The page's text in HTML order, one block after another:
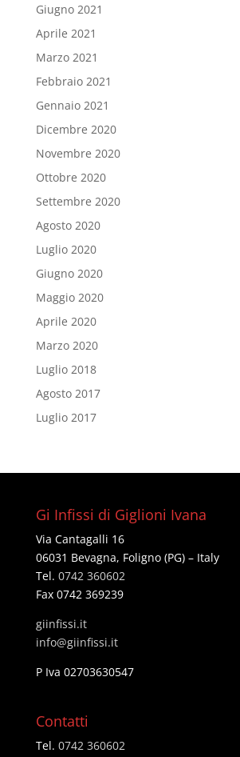
Giugno 2021
Aprile 2021
Marzo 2021
Febbraio 2021
Gennaio 2021
Dicembre 2020
Novembre 2020
Ottobre 2020
Settembre 2020
Agosto 2020
Luglio 2020
Giugno 2020
Maggio 2020
Aprile 2020
Marzo 2020
Luglio 2018
Agosto 2017
Luglio 2017
Gi Infissi di Giglioni Ivana
Via Cantagalli 16
06031 Bevagna, Foligno (PG) – Italy
Tel. 0742 360602
Fax 0742 369239
giinfissi.it
ti.issifniig
@ofni
P Iva 02703630547
Contatti
Tel. 0742 360602